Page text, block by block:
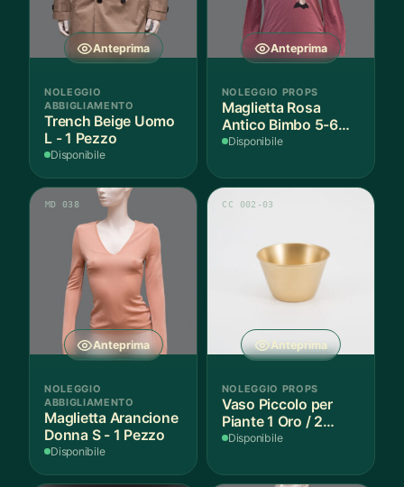
Anteprima
NOLEGGIO
ABBIGLIAMENTO
Trench Beige Uomo
L - 1 Pezzo
Disponibile
Anteprima
NOLEGGIO PROPS
Maglietta Rosa
Antico Bimbo 5-6
Anni Cotone - 1
Disponibile
Anteprima
MD 038
NOLEGGIO
ABBIGLIAMENTO
Maglietta Arancione
Donna S - 1 Pezzo
Disponibile
Anteprima
CC 002-03
NOLEGGIO PROPS
Vaso Piccolo per
Piante 1 Oro / 2
Argento - 3 Pezzi
Disponibile